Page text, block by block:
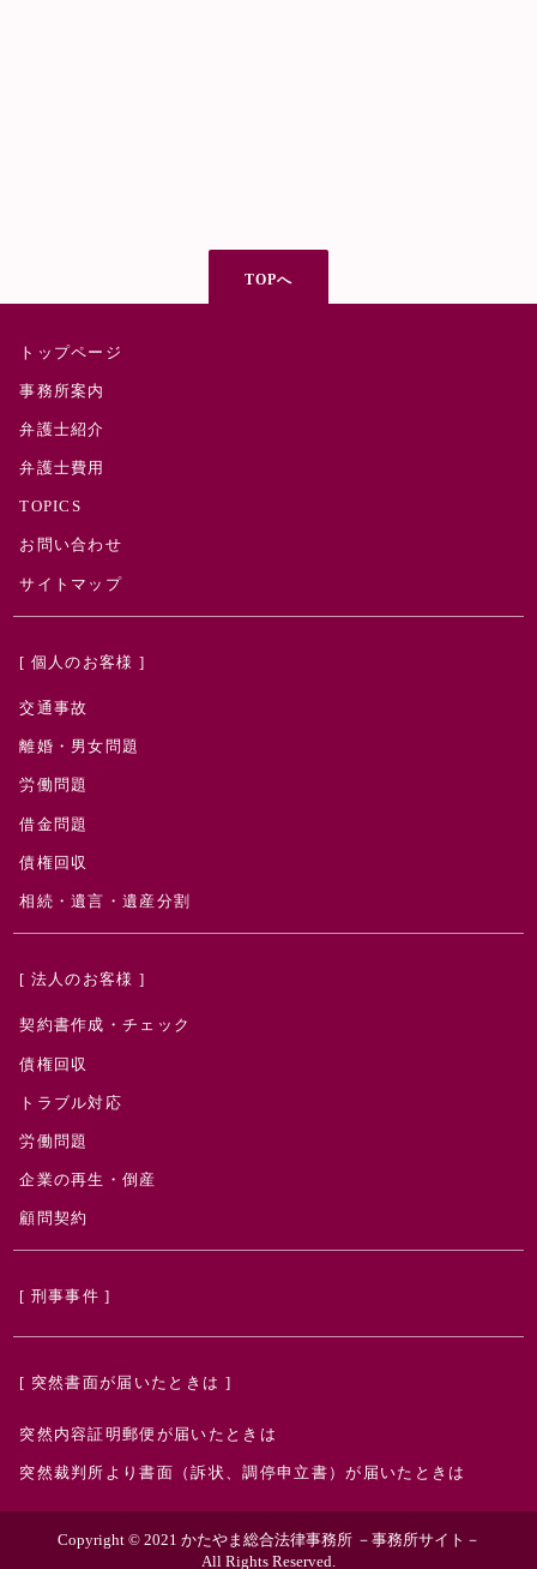
TOPへ
トップページ
事務所案内
弁護士紹介
弁護士費用
TOPICS
お問い合わせ
サイトマップ
[ 個人のお客様 ]
交通事故
離婚・男女問題
労働問題
借金問題
債権回収
相続・遺言・遺産分割
[ 法人のお客様 ]
契約書作成・チェック
債権回収
トラブル対応
労働問題
企業の再生・倒産
顧問契約
[ 刑事事件 ]
[ 突然書面が届いたときは ]
突然内容証明郵便が届いたときは
突然裁判所より書面（訴状、調停申立書）が届いたときは
Copyright © 2021 かたやま総合法律事務所 －事務所サイト－
All Rights Reserved.